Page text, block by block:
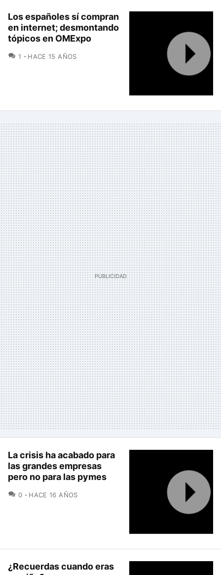
Los españoles sí compran
en internet; desmontando
tópicos en OMExpo
1 COMENTARIOS
HACE 15 AÑOS
La crisis ha acabado para
las grandes empresas
pero no para las pymes
0 COMENTARIOS
HACE 16 AÑOS
¿Recuerdas cuando eras